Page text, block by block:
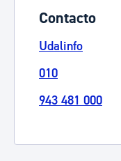
Contacto
Udalinfo
010
943 481 000